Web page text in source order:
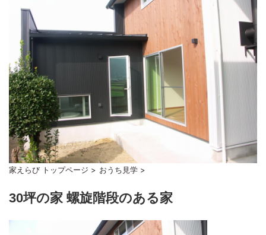
家えらび トップページ > おうち見学 >
30坪の家 螺旋階段のある家